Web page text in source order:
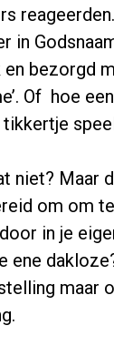
in
bezorgd
Of hoe
tikkertje
niet? Maar
om om
in je
ene
maar